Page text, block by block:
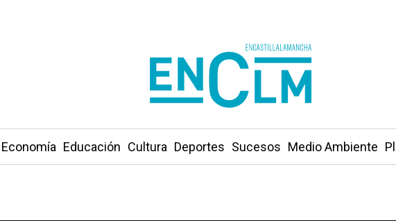
Economía Educación Cultura Deportes Sucesos Medio Ambiente